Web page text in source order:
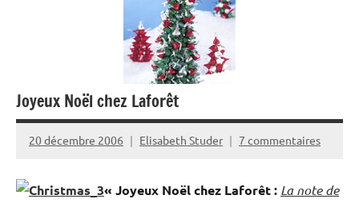
Joyeux Noël chez Laforêt
20 décembre 2006 Elisabeth Studer 7 commentaires
« Joyeux Noël chez Laforêt : La note de